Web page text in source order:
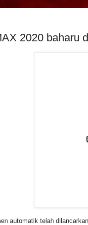
2020 baharu
automatik telah